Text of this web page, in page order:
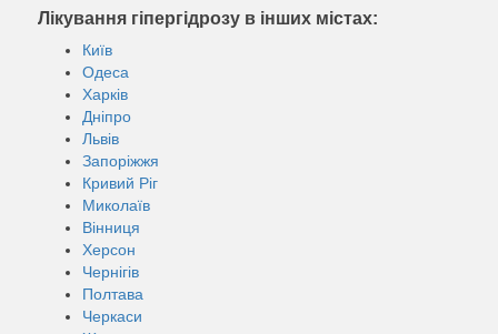
Лікування гіпергідрозу в інших містах:
Київ
Одеса
Харків
Дніпро
Львів
Запоріжжя
Кривий Ріг
Миколаїв
Вінниця
Херсон
Чернігів
Полтава
Черкаси